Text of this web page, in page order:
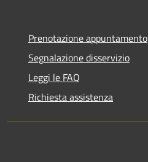
Prenotazione appuntamento
Segnalazione disservizio
Leggi le FAQ
Richiesta assistenza